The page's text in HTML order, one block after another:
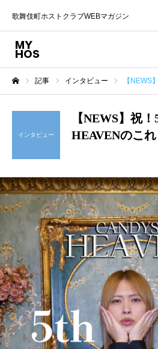
歌舞伎町ホストクラブWEBマガジン
記事 インタビュー 【NEWS】祝！
インタビュー
【NEWS】祝
HEAVENのこ